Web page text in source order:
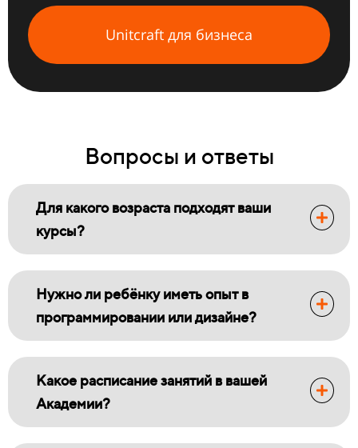
Unitcraft для бизнеса
Вопросы и ответы
Для какого возраста подходят ваши
курсы?
Нужно ли ребёнку иметь опыт в
программировании или дизайне?
Какое расписание занятий в вашей
Академии?